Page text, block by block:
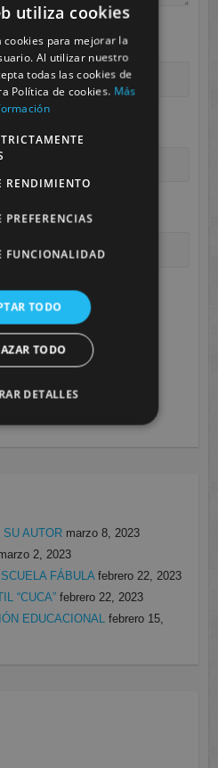
y web en este
que comente.
AUTOR marzo 8, 2023
2, 2023
FÁBULA febrero 22, 2023
“CUCA” febrero 22, 2023
EDUCACIONAL
febrero 15,
utiliza cookies
cookies para mejorar la
Al utilizar nuestro
todas las cookies de
Política de cookies. Más
RENDIMIENTO
PREFERENCIAS
FUNCIONALIDAD
TODO
TODO
DETALLES